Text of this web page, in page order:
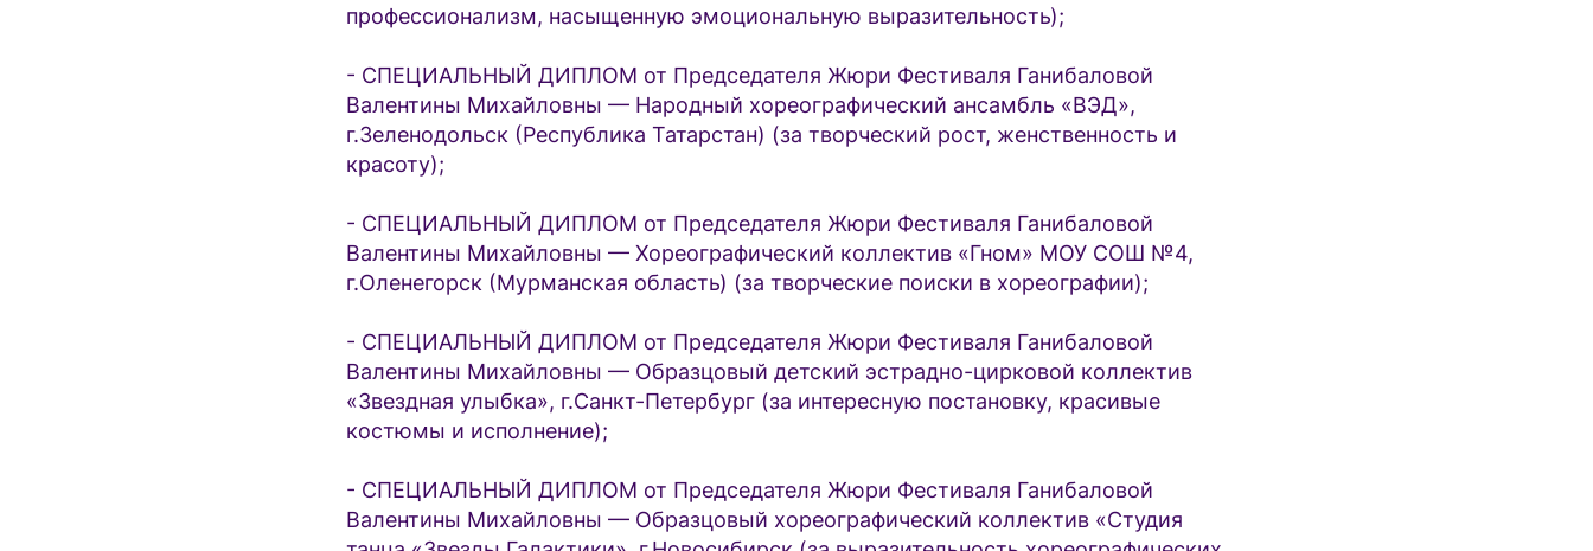
профессионализм, насыщенную эмоциональную выразительность);
- СПЕЦИАЛЬНЫЙ ДИПЛОМ от Председателя Жюри Фестиваля Ганибаловой
Валентины Михайловны — Народный хореографический ансамбль «ВЭД»,
г.Зеленодольск (Республика Татарстан) (за творческий рост, женственность и
красоту);
- СПЕЦИАЛЬНЫЙ ДИПЛОМ от Председателя Жюри Фестиваля Ганибаловой
Валентины Михайловны — Хореографический коллектив «Гном» МОУ СОШ №4,
г.Оленегорск (Мурманская область) (за творческие поиски в хореографии);
- СПЕЦИАЛЬНЫЙ ДИПЛОМ от Председателя Жюри Фестиваля Ганибаловой
Валентины Михайловны — Образцовый детский эстрадно-цирковой коллектив
«Звездная улыбка», г.Санкт-Петербург (за интересную постановку, красивые
костюмы и исполнение);
- СПЕЦИАЛЬНЫЙ ДИПЛОМ от Председателя Жюри Фестиваля Ганибаловой
Валентины Михайловны — Образцовый хореографический коллектив «Студия